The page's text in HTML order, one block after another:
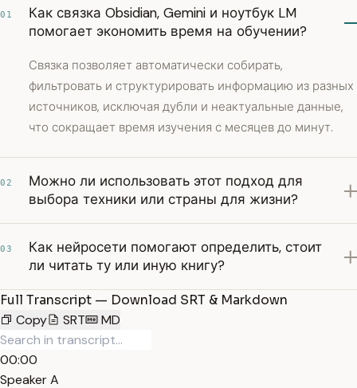
01
Как связка Obsidian, Gemini и ноутбук LM
помогает экономить время на обучении?
Связка позволяет автоматически собирать,
фильтровать и структурировать информацию из разных
источников, исключая дубли и неактуальные данные,
что сокращает время изучения с месяцев до минут.
02
Можно ли использовать этот подход для
выбора техники или страны для жизни?
03
Как нейросети помогают определить, стоит
ли читать ту или иную книгу?
Full Transcript — Download SRT & Markdown
Copy
SRT MD
00:00
Speaker A